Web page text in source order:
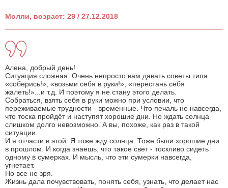
Молли, возраст: 29 / 27.12.2018
Алена, добрый день!
Ситуация сложная. Очень непросто вам давать советы типа
«соберись!», «возьми себя в руки!», «перестань себя
жалеть!»...и т.д. И поэтому я не стану этого делать.
Собраться, взять себя в руки можно при условии, что
переживаемые трудности - временные. Что печаль не навсегда,
что тоска пройдёт и наступят хорошие дни. Но ждать солнца
слишком долго невозможно. А вы, похоже, как раз в такой
ситуации.
И я отчасти в этой. Я тоже жду солнца. Тоже были хорошие дни
в прошлом. И когда знаешь, что такое свет - тоскливо сидеть
одному в сумерках. И мысль, что эти сумерки навсегда,
угнетает.
Но все не зря.
Жизнь дала почувствовать, понять себя, узнать, что делает нас